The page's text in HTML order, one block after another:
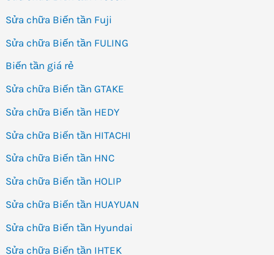
Sửa chữa Biến tần Fuji
Sửa chữa Biến tần FULING
Biến tần giá rẻ
Sửa chữa Biến tần GTAKE
Sửa chữa Biến tần HEDY
Sửa chữa Biến tần HITACHI
Sửa chữa Biến tần HNC
Sửa chữa Biến tần HOLIP
Sửa chữa Biến tần HUAYUAN
Sửa chữa Biến tần Hyundai
Sửa chữa Biến tần IHTEK